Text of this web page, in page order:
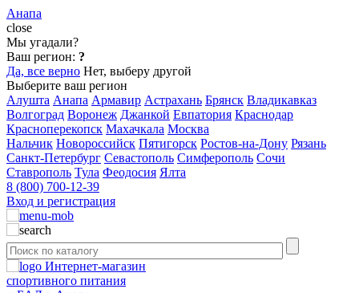
Анапа
close
Мы угадали?
Ваш регион: ?
Да, все верно Нет, выберу другой
Выберите ваш регион
Алушта Анапа Армавир Астрахань Брянск Владикавказ
Волгоград Воронеж Джанкой Евпатория Краснодар
Красноперекопск Махачкала Москва
Нальчик Новороссийск Пятигорск Ростов-на-Дону Рязань
Санкт-Петербург Севастополь Симферополь Сочи
Ставрополь Тула Феодосия Ялта
8 (800) 700-12-39
Вход и регистрация
Интернет-магазин
спортивного питания